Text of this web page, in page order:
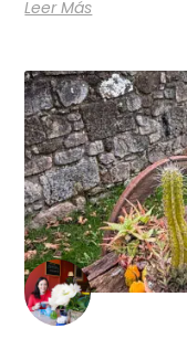
Leer Más